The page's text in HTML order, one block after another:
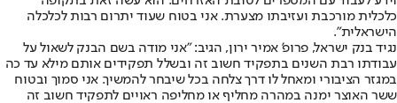
כלכלית מורכבת ועזיבתו מצערת. אני בטוח שעוד יתרום רבות לכלכלה
הישראלית".
נגיד בנק ישראל, פרופ' אמיר ירון, הגיב: ״אני מודה בשם הבנק לשאול על
עבודתו רבת השנים בתפקיד חשוב זה ובשלל תפקידים אותם מילא עד כה
במגזר הציבורי ומאחל לו דרך צלחה בכל שיבחר להמשיך. אני סמוך ובטוח
ששר האוצר ימנה במהרה מחליף או מחליפה ראויים לתפקיד חשוב זה